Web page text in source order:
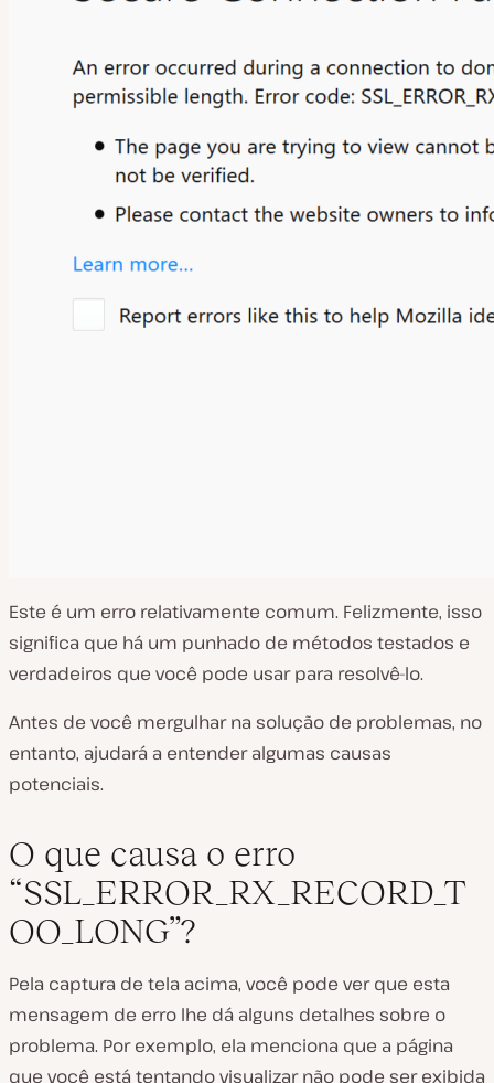
Este é um erro relativamente comum. Felizmente, isso
significa que há um punhado de métodos testados e
verdadeiros que você pode usar para resolvê-lo.
Antes de você mergulhar na solução de problemas, no
entanto, ajudará a entender algumas causas
potenciais.
O que causa o erro
“SSL_ERROR_RX_RECORD_T
OO_LONG”?
Pela captura de tela acima, você pode ver que esta
mensagem de erro lhe dá alguns detalhes sobre o
problema. Por exemplo, ela menciona que a página
que você está tentando visualizar não pode ser exibida